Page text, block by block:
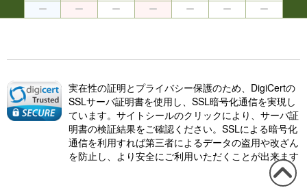
実在性の証明とプライバシー保護のため、DigiCertの
SSLサーバ証明書を使用し、SSL暗号化通信を実現し
ています。サイトシールのクリックにより、サーバ証
明書の検証結果をご確認ください。SSLによる暗号化
通信を利用すれば第三者によるデータの盗用や改ざん
を防止し、より安全にご利用いただくことが出来ます